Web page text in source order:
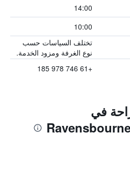
14:00
10:00
تختلف السياسات حسب
نوع الغرفة ومزود الخدمة.
+61 746 978 185
في